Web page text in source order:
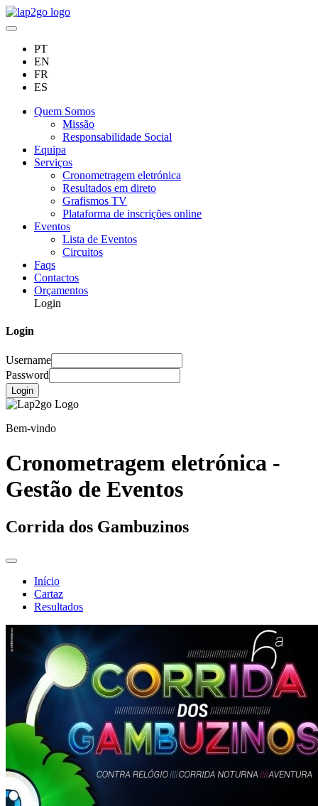
PT
EN
FR
ES
Quem Somos
Missão
Responsabilidade Social
Equipa
Serviços
Cronometragem eletrónica
Resultados em direto
Grafismos TV
Plataforma de inscrições online
Eventos
Lista de Eventos
Circuitos
Faqs
Contactos
Orçamentos
Login
Login
Username
Password
Login
Bem-vindo
Cronometragem eletrónica -
Gestão de Eventos
Corrida dos Gambuzinos
Início
Cartaz
Resultados